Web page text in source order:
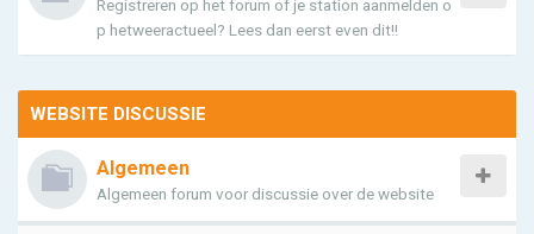
Registreren op het forum of je station aanmelden o
p hetweeractueel? Lees dan eerst even dit!!
WEBSITE DISCUSSIE
Algemeen
Algemeen forum voor discussie over de website